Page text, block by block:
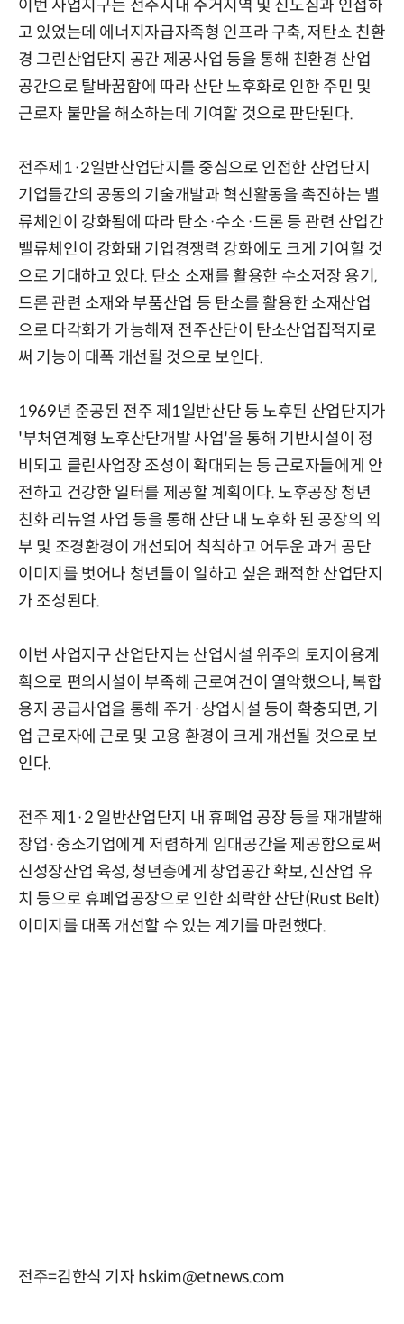
이번 사업지구는 전주시내 주거지역 및 신도심과 인접하
고 있었는데 에너지자급자족형 인프라 구축, 저탄소 친환
경 그린산업단지 공간 제공사업 등을 통해 친환경 산업
공간으로 탈바꿈함에 따라 산단 노후화로 인한 주민 및
근로자 불만을 해소하는데 기여할 것으로 판단된다.
전주제1·2일반산업단지를 중심으로 인접한 산업단지
기업들간의 공동의 기술개발과 혁신활동을 촉진하는 밸
류체인이 강화됨에 따라 탄소·수소·드론 등 관련 산업간
밸류체인이 강화돼 기업경쟁력 강화에도 크게 기여할 것
으로 기대하고 있다. 탄소 소재를 활용한 수소저장 용기,
드론 관련 소재와 부품산업 등 탄소를 활용한 소재산업
으로 다각화가 가능해져 전주산단이 탄소산업집적지로
써 기능이 대폭 개선될 것으로 보인다.
1969년 준공된 전주 제1일반산단 등 노후된 산업단지가
'부처연계형 노후산단개발 사업'을 통해 기반시설이 정
비되고 클린사업장 조성이 확대되는 등 근로자들에게 안
전하고 건강한 일터를 제공할 계획이다. 노후공장 청년
친화 리뉴얼 사업 등을 통해 산단 내 노후화 된 공장의 외
부 및 조경환경이 개선되어 칙칙하고 어두운 과거 공단
이미지를 벗어나 청년들이 일하고 싶은 쾌적한 산업단지
가 조성된다.
이번 사업지구 산업단지는 산업시설 위주의 토지이용계
획으로 편의시설이 부족해 근로여건이 열악했으나, 복합
용지 공급사업을 통해 주거·상업시설 등이 확충되면, 기
업 근로자에 근로 및 고용 환경이 크게 개선될 것으로 보
인다.
전주 제1·2 일반산업단지 내 휴폐업 공장 등을 재개발해
창업·중소기업에게 저렴하게 임대공간을 제공함으로써
신성장산업 육성, 청년층에게 창업공간 확보, 신산업 유
치 등으로 휴폐업공장으로 인한 쇠락한 산단(Rust Belt)
이미지를 대폭 개선할 수 있는 계기를 마련했다.
전주=김한식 기자 hskim@etnews.com